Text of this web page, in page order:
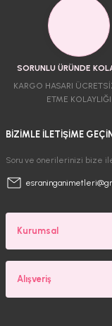
SORUNLU ÜRÜNDE
KARGO HASARI
ETME KOLAYLIĞI
BİZİMLE İLETİŞİME GEÇİN
Soru ve önerilerinizi bize
Kurumsal
Alışveriş